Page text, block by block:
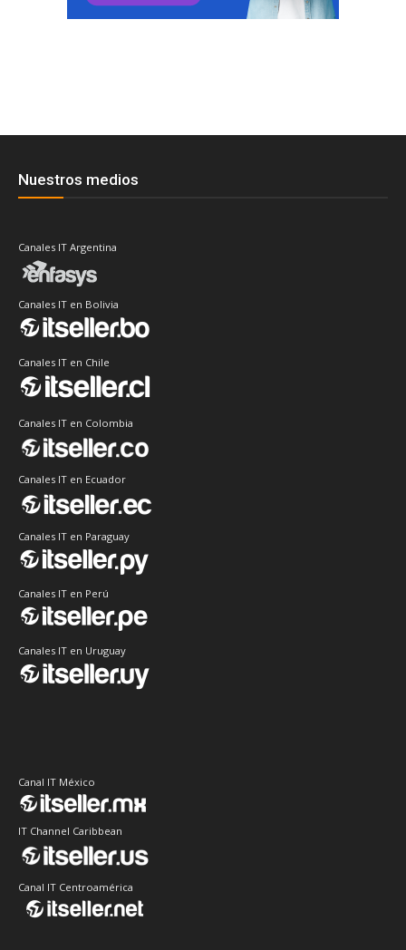
Nuestros medios
Canales IT Argentina
Canales IT en Bolivia
Canales IT en Chile
Canales IT en Colombia
Canales IT en Ecuador
Canales IT en Paraguay
Canales IT en Perú
Canales IT en Uruguay
Canal IT México
IT Channel Caribbean
Canal IT Centroamérica